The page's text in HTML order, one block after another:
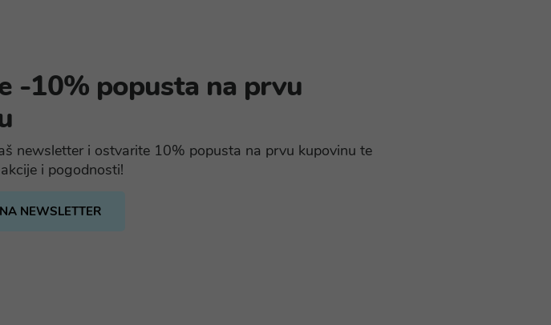
-10% popusta na prvu
newsletter i ostvarite 10% popusta na prvu kupovinu te
i pogodnosti!
NEWSLETTER